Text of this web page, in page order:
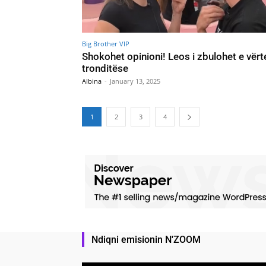
Big Brother VIP
Shokohet opinioni! Leos i zbulohet e
tronditëse
Albina - January 13, 2025
1 2 3 4
Ndiqni emisionin N'ZOOM